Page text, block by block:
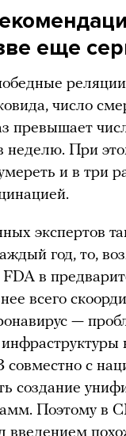
еще
число
превышает
неделю. При
и в три
экспертов
год, то,
в
всего
—
совместно с
создание
Поэтому в
введением